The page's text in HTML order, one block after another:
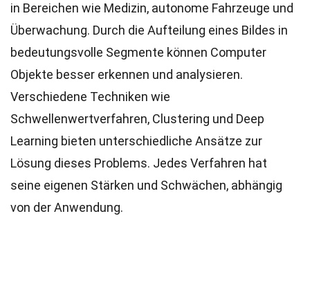
in Bereichen wie Medizin, autonome Fahrzeuge und
Überwachung. Durch die Aufteilung eines Bildes in
bedeutungsvolle Segmente können Computer
Objekte besser erkennen und analysieren.
Verschiedene Techniken wie
Schwellenwertverfahren, Clustering und Deep
Learning bieten unterschiedliche Ansätze zur
Lösung dieses Problems. Jedes Verfahren hat
seine eigenen Stärken und Schwächen, abhängig
von der Anwendung.